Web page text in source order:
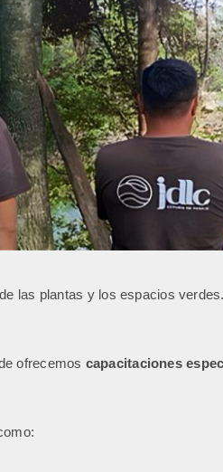
las plantas y los espacios
ofrecemos capacitaciones